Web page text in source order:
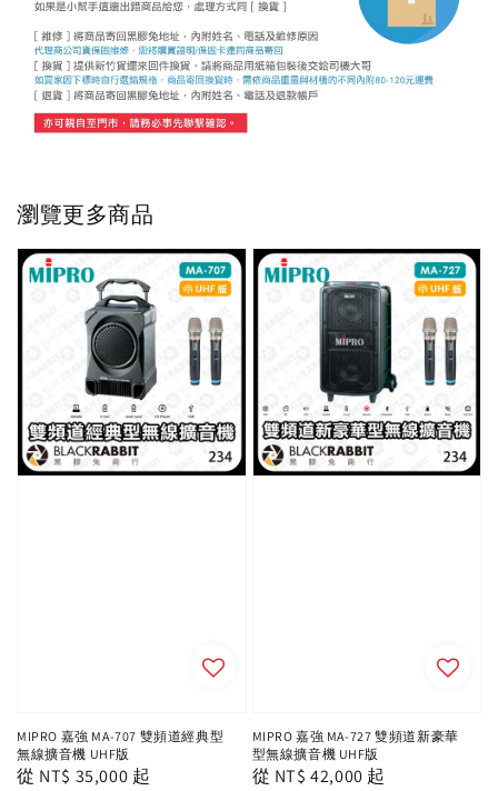
瀏覽更多商品
MIPRO 嘉強 MA-707 雙頻道經典型
無線擴音機 UHF版
Regular
從 NT$ 35,000 起
MIPRO 嘉強 MA-727 雙頻道新豪華
型無線擴音機 UHF版
Regular
從 NT$ 42,000 起